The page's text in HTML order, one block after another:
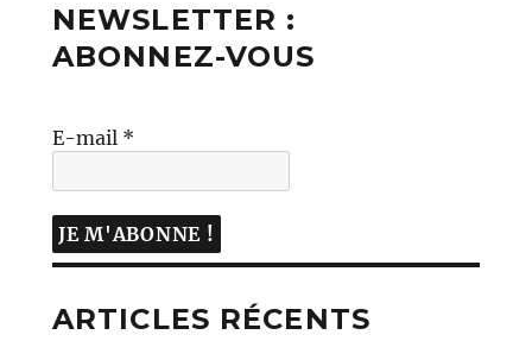
NEWSLETTER :
ABONNEZ-VOUS
E-mail *
ARTICLES RÉCENTS